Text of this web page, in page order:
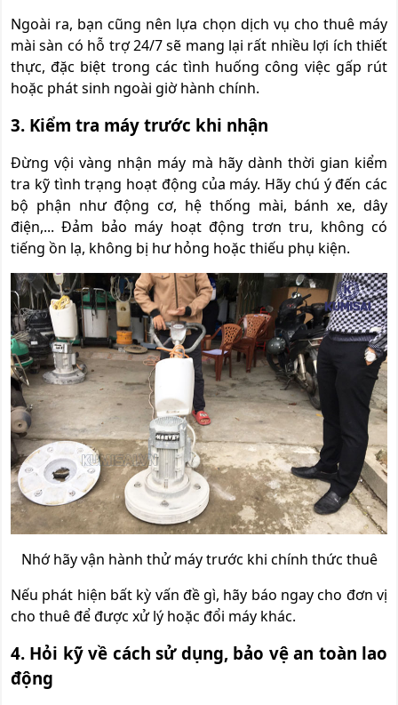
Ngoài ra, bạn cũng nên lựa chọn dịch vụ cho thuê máy
mài sàn có hỗ trợ 24/7 sẽ mang lại rất nhiều lợi ích thiết
thực, đặc biệt trong các tình huống công việc gấp rút
hoặc phát sinh ngoài giờ hành chính.
3. Kiểm tra máy trước khi nhận
Đừng vội vàng nhận máy mà hãy dành thời gian kiểm
tra kỹ tình trạng hoạt động của máy. Hãy chú ý đến các
bộ phận như động cơ, hệ thống mài, bánh xe, dây
điện,... Đảm bảo máy hoạt động trơn tru, không có
tiếng ồn lạ, không bị hư hỏng hoặc thiếu phụ kiện.
Nhớ hãy vận hành thử máy trước khi chính thức thuê
Nếu phát hiện bất kỳ vấn đề gì, hãy báo ngay cho đơn vị
cho thuê để được xử lý hoặc đổi máy khác.
4. Hỏi kỹ về cách sử dụng, bảo vệ an toàn lao
động